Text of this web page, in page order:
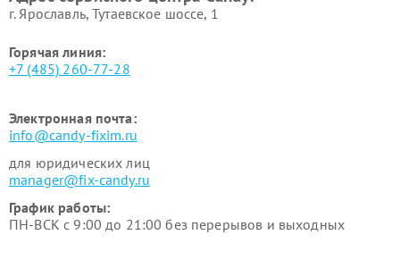
г. Ярославль, Тутаевское шоссе, 1
Горячая линия:
+7 (485) 260-77-28
Электронная почта:
info@candy-fixim.ru
для юридических лиц
manager@fix-candy.ru
График работы:
ПН-ВСК с 9:00 до 21:00 без перерывов и выходных